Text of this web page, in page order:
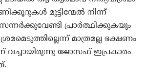
മുട്ടിന്മേല്‍ നിന്ന്
പ്രാര്‍ത്ഥിക്കുകയും
മാത്രമല്ല ഭക്ഷണം
വച്ചായിരുന്നു ജോസഫ് ഇപ്രകാരം